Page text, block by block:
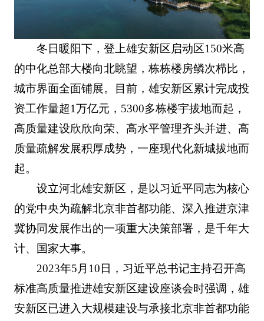
冬日暖阳下，登上雄安新区启动区150米高
的中化总部大楼向北眺望，栋栋楼房鳞次栉比，
城市界面全面铺展。目前，雄安新区累计完成投
资工作量超1万亿元，5300多栋楼宇拔地而起，
高质量建设欣欣向荣、高水平管理齐头并进、高
质量疏解发展积厚成势，一座现代化新城拔地而
起。
设立河北雄安新区，是以习近平同志为核心
的党中央为疏解北京非首都功能、深入推进京津
冀协同发展作出的一项重大决策部署，是千年大
计、国家大事。
2023年5月10日，习近平总书记主持召开高
标准高质量推进雄安新区建设座谈会时强调，雄
安新区已进入大规模建设与承接北京非首都功能